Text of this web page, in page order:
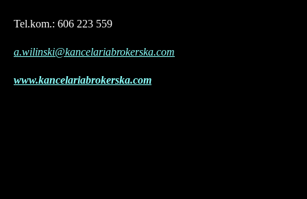
Tel.kom.: 606 223 559
a.wilinski@kancelariabrokerska.com
www.kancelariabrokerska.com